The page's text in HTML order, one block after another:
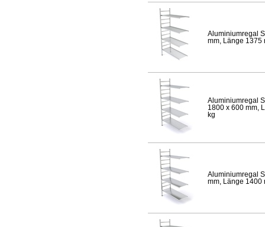
Aluminiumregal
mm, Länge 1375
Aluminiumregal
1800 x 600 mm,
kg
Aluminiumregal
mm, Länge 1400